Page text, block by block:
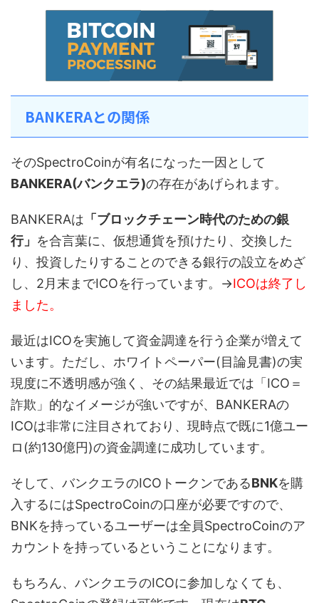
BANKERAとの関係
そのSpectroCoinが有名になった一因として
BANKERA(バンクエラ)の存在があげられます。
BANKERAは 「ブロックチェーン時代のための銀
行」 を合言葉に、仮想通貨を預けたり、交換した
り、投資したりすることのできる銀行の設立をめざ
し、2月末までICOを行っています。→ICOは終了し
ました。
最近はICOを実施して資金調達を行う企業が増えて
います。ただし、ホワイトペーパー(目論見書)の実
現度に不透明感が強く、その結果最近では「ICO＝
詐欺」的なイメージが強いですが、BANKERAの
ICOは非常に注目されており、現時点で既に1億ユー
ロ(約130億円)の資金調達に成功しています。
そして、バンクエラのICOトークンであるBNKを購
入するにはSpectroCoinの口座が必要ですので、
BNKを持っているユーザーは全員SpectroCoinのア
カウントを持っているということになります。
もちろん、バンクエラのICOに参加しなくても、